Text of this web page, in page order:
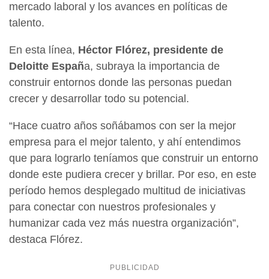
mercado laboral y los avances en políticas de
talento.
En esta línea, Héctor Flórez, presidente de
Deloitte España, subraya la importancia de
construir entornos donde las personas puedan
crecer y desarrollar todo su potencial.
“Hace cuatro años soñábamos con ser la mejor
empresa para el mejor talento, y ahí entendimos
que para lograrlo teníamos que construir un entorno
donde este pudiera crecer y brillar. Por eso, en este
período hemos desplegado multitud de iniciativas
para conectar con nuestros profesionales y
humanizar cada vez más nuestra organización”,
destaca Flórez.